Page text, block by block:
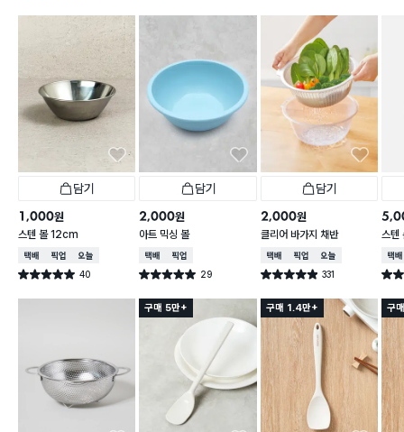
담기
1,000원
스텐 볼 12cm
택배배송매장픽업오늘배송
별점 5.0점 40
건 작성
담기
2,000원
아트 믹싱 볼
택배배송매장픽업
별점 5.0점 29
건 작성
담기
2,000원
클리어 바가지 채반
택배배송매장픽업오늘배송
별점 4.9점 331
건 작성
스텐
택배
별점
구매 5만+ 구매 1.4만+ 구